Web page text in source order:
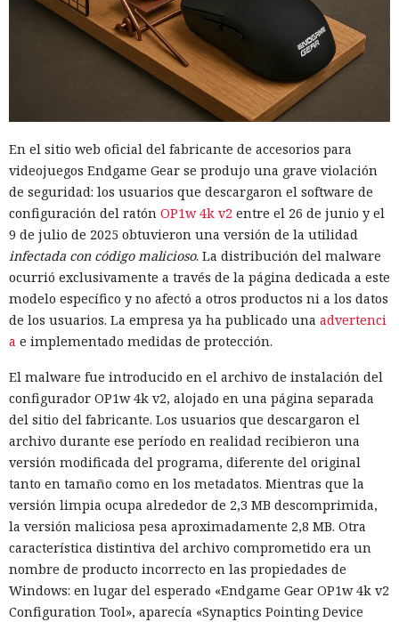
En el sitio web oficial del fabricante de accesorios para
videojuegos Endgame Gear se produjo una grave violación
de seguridad: los usuarios que descargaron el software de
configuración del ratón OP1w 4k v2 entre el 26 de junio y el
9 de julio de 2025 obtuvieron una versión de la utilidad
infectada con código malicioso. La distribución del malware
ocurrió exclusivamente a través de la página dedicada a este
modelo específico y no afectó a otros productos ni a los datos
de los usuarios. La empresa ya ha publicado una advertenci
a e implementado medidas de protección.
El malware fue introducido en el archivo de instalación del
configurador OP1w 4k v2, alojado en una página separada
del sitio del fabricante. Los usuarios que descargaron el
archivo durante ese período en realidad recibieron una
versión modificada del programa, diferente del original
tanto en tamaño como en los metadatos. Mientras que la
versión limpia ocupa alrededor de 2,3 MB descomprimida,
la versión maliciosa pesa aproximadamente 2,8 MB. Otra
característica distintiva del archivo comprometido era un
nombre de producto incorrecto en las propiedades de
Windows: en lugar del esperado «Endgame Gear OP1w 4k v2
Configuration Tool», aparecía «Synaptics Pointing Device